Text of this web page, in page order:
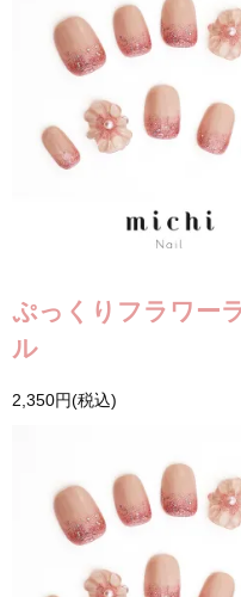
ぷっくりフラワー
ル
2,350円(税込)